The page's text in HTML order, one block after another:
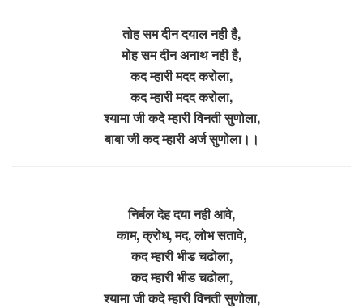
तोह सम दीन दयाल नही है,
मोह सम दीन अनाथ नही है,
कद म्हारी मदद करोला,
कद म्हारी मदद करोला,
श्यामा जी कदे म्हारी विनती सुणोला,
बाबा जी कद म्हारी अर्ज सुणोला।।
निर्बल देह दया नही आवे,
काम, क्रोध, मद, लोभ सतावे,
कद म्हारी भीड चढोला,
कद म्हारी भीड चढोला,
श्यामा जी कदे म्हारी विनती सुणोला,